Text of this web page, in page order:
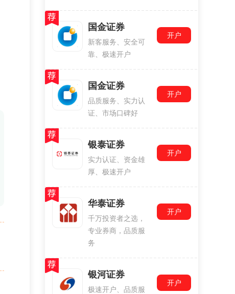
国金证券
新客服务、安全可
靠、极速开户
开户
国金证券
品质服务、实力认
证、市场口碑好
开户
银泰证券
实力认证、资金雄
厚、极速开户
开户
华泰证券
千万投资者之选，
专业券商，品质服
务
开户
银河证券
极速开户、品质服
开户